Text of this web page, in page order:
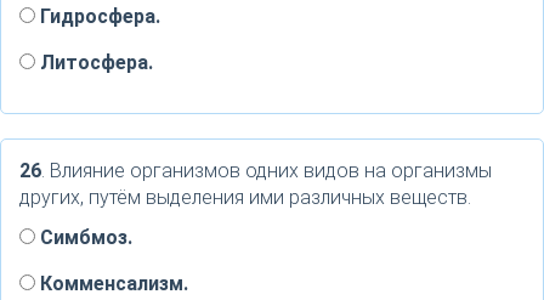
Гидросфера.
Литосфера.
26. Влияние организмов одних видов на организмы
других, путём выделения ими различных веществ.
Симбмоз.
Комменсализм.